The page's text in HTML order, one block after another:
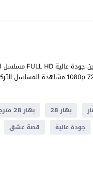
بهار 28 بهار 28 مترجم
جودة عالية قصة عشق